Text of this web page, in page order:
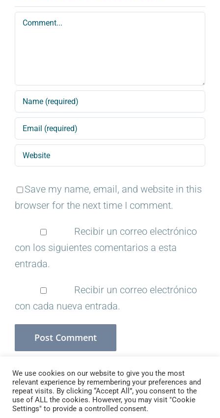
Comment
Save my name, email, and website in this
browser for the next time I comment.
Recibir un correo electrónico
con los siguientes comentarios a esta
entrada.
Recibir un correo electrónico
con cada nueva entrada.
Copyright 2021 Branding Escolar
We use cookies on our website to give you the most
relevant experience by remembering your preferences and
repeat visits. By clicking “Accept All”, you consent to the
use of ALL the cookies. However, you may visit "Cookie
Settings" to provide a controlled consent.